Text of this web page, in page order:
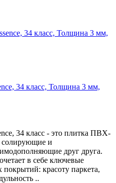
34 класс, Толщина 3 мм,
34 класс - это плитка ПВХ-
солирующие и
друг друга.
в себе ключевые
красоту паркета,
..